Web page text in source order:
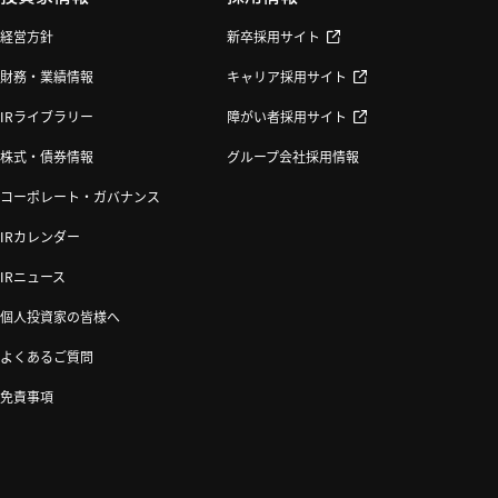
経営方針
財務・業績情報
IRライブラリー
株式・債券情報
コーポレート・ガバナンス
IRカレンダー
IRニュース
個人投資家の皆様へ
よくあるご質問
免責事項
新卒採用サイト
キャリア採用サイト
障がい者採用サイト
グループ会社採用情報